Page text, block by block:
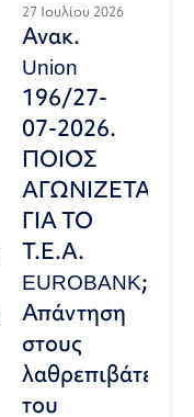
27 Ιουλίου 2026
Ανακ.
Union
196/27-
07-2026.
ΠΟΙΟΣ
ΑΓΩΝΙΖΕΤΑΙ
ΓΙΑ ΤΟ
Τ.Ε.Α.
EUROBANK;
Απάντηση
στους
λαθρεπιβάτες
του